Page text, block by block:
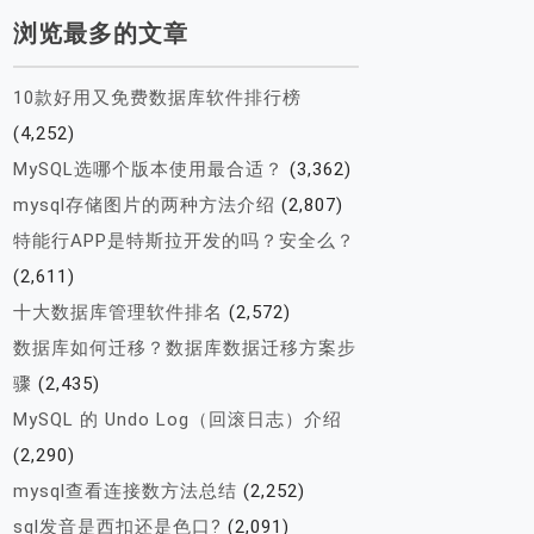
浏览最多的文章
10款好用又免费数据库软件排行榜
(4,252)
MySQL选哪个版本使用最合适？ (3,362)
mysql存储图片的两种方法介绍 (2,807)
特能行APP是特斯拉开发的吗？安全么？
(2,611)
十大数据库管理软件排名 (2,572)
数据库如何迁移？数据库数据迁移方案步
骤 (2,435)
MySQL 的 Undo Log（回滚日志）介绍
(2,290)
mysql查看连接数方法总结 (2,252)
sql发音是西扣还是色口? (2,091)